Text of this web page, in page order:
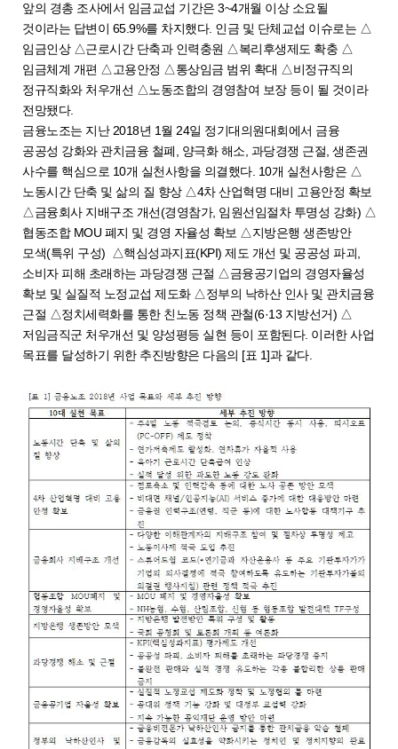
앞의 경총 조사에서 임금교섭 기간은 3~4개월 이상 소요될
것이라는 답변이 65.9%를 차지했다. 인금 및 단체교섭 이슈로는 △
임금인상 △근로시간 단축과 인력충원 △복리후생제도 확충 △
임금체계 개편 △고용안정 △통상임금 범위 확대 △비정규직의
정규직화와 처우개선 △노동조합의 경영참여 보장 등이 될 것이라
전망됐다.
금융노조는 지난 2018년 1월 24일 정기대의원대회에서 금융
공공성 강화와 관치금융 철폐, 양극화 해소, 과당경쟁 근절, 생존권
사수를 핵심으로 10개 실천사항을 의결했다. 10개 실천사항은 △
노동시간 단축 및 삶의 질 향상 △4차 산업혁명 대비 고용안정 확보
△금융회사 지배구조 개선(경영참가, 임원선임절차 투명성 강화) △
협동조합 MOU 폐지 및 경영 자율성 확보 △지방은행 생존방안
모색(특위 구성) △핵심성과지표(KPI) 제도 개선 및 공공성 파괴,
소비자 피해 초래하는 과당경쟁 근절 △금융공기업의 경영자율성
확보 및 실질적 노정교섭 제도화 △정부의 낙하산 인사 및 관치금융
근절 △정치세력화를 통한 친노동 정책 관철(6·13 지방선거) △
저임금직군 처우개선 및 양성평등 실현 등이 포함된다. 이러한 사업
목표를 달성하기 위한 추진방향은 다음의 [표 1]과 같다.